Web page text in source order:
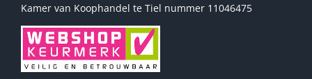
Kamer van Koophandel te Tiel nummer 11046475